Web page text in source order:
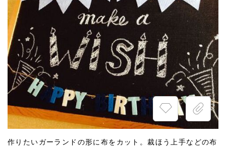
作りたいガーランドの形に布をカット。裁ほう上手などの布